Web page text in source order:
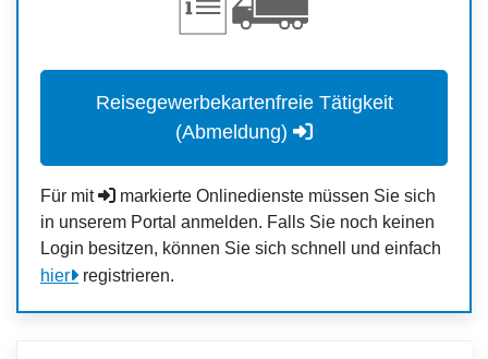
Reisegewerbekartenfreie Tätigkeit
(Abmeldung)
Für mit
markierte Onlinedienste müssen Sie sich
in unserem Portal anmelden. Falls Sie noch keinen
Login besitzen, können Sie sich schnell und einfach
hier
registrieren.